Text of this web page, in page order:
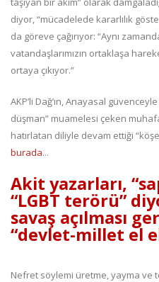
diyor, “mücadelede kararlılık
da göreve çağırıyor: “Aynı
vatandaşlarımızın ortaklaşa
ortaya çıkıyor.”
AKP’li Dağ’ın, Anayasal
düşman” muamelesi çeken
hatırlatan diliyle devam ettiği “köşe
burada...
Akit yazarları,
“LGBT terörü”
savaş açılması
“devlet-millet el
Nefret söylemi üretme, yayma ve